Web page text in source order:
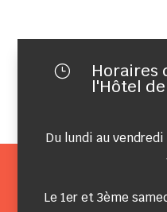
} Horaires
l'Hôtel
Du lundi au vendredi
Le 1er et 3ème